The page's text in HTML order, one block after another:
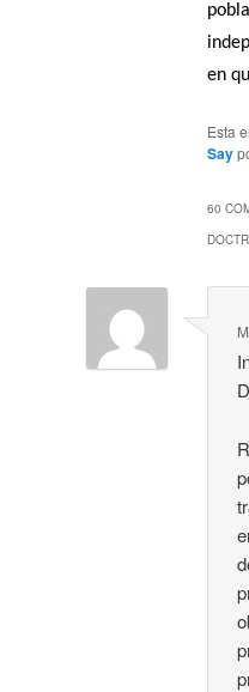
en
Esta
Say
60